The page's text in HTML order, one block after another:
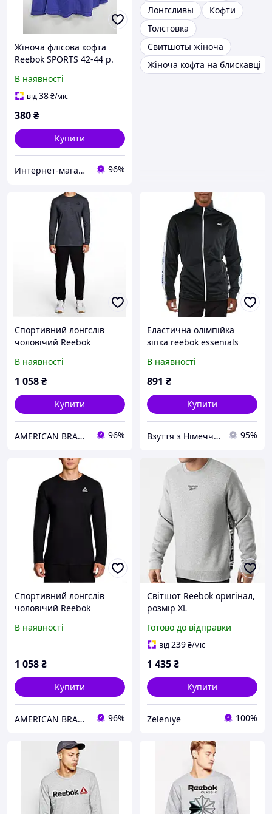
Жіноча флісова кофта
Reebok SPORTS 42-44 р.
В наявності
від38₴/міс
380₴
Купити
Интернет-магазин "БРЕНД - одежда и обувь для всей семьи" 96%
Лонгсливы
Кофти
Толстовка
Свитшоты жіноча
Жіноча кофта на блискавці
Спортивний лонгслів
чоловічий Reebok
сірого кольору, розмір 2XL
В наявності
1 058₴
Купити
AMERICAN BRANDS 96%
Еластична олімпійка
зіпка reebok essenials
В наявності
891 ₴
Купити
Взуття з Німеччини 95%
Спортивний лонгслів
чоловічий Reebok
кольору, розмір 2XL
В наявності
1 058₴
Купити
AMERICAN BRANDS 96%
Світшот Reebok оригінал,
розмір XL
Готово до відправки
від239₴/міс
1 435₴
Купити
Zeleniye 100%